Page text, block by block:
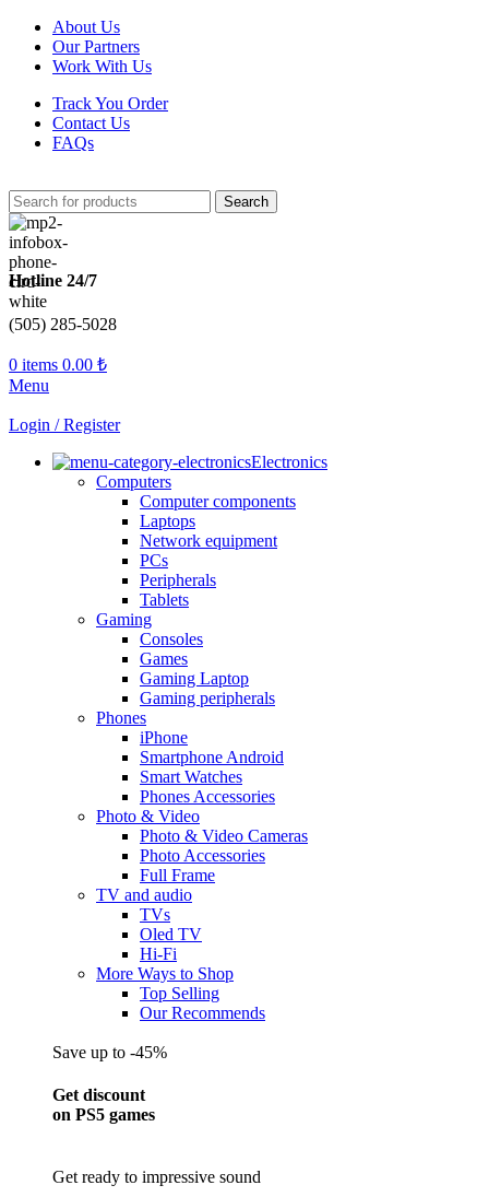
About Us
Our Partners
Work With Us
Track You Order
Contact Us
FAQs
Search
Hotline 24/7
(505) 285-5028
0 items 0.00 ₺
Menu
Login / Register
Electronics
Computers
Computer components
Laptops
Network equipment
PCs
Peripherals
Tablets
Gaming
Consoles
Games
Gaming Laptop
Gaming peripherals
Phones
iPhone
Smartphone Android
Smart Watches
Phones Accessories
Photo & Video
Photo & Video Cameras
Photo Accessories
Full Frame
TV and audio
TVs
Oled TV
Hi-Fi
More Ways to Shop
Top Selling
Our Recommends
Save up to -45%
Get discount
on PS5 games
Get ready to impressive sound